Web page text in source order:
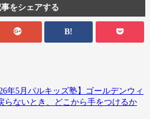
をシェアする
B!
年5月パルキッズ塾】ゴールデンウィ
らないとき、どこから手をつけるか